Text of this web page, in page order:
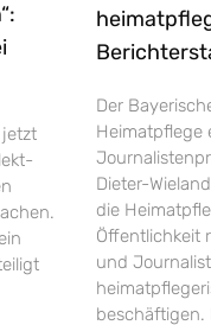
jetzt
Der
Heimatpflege
Dieter-
die
Öffentlichkeit
und
beschäftigen.